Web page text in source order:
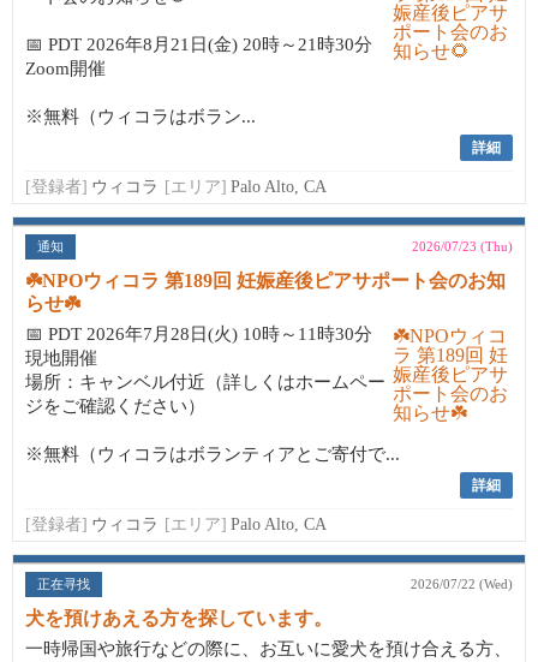
📅 PDT 2026年8月21日(金) 20時～21時30分
Zoom開催
※無料（ウィコラはボラン...
詳細
[登録者] ウィコラ [エリア] Palo Alto, CA
通知 2026/07/23 (Thu)
☘️NPOウィコラ 第189回 妊娠産後ピアサポート会のお知
らせ☘️
📅 PDT 2026年7月28日(火) 10時～11時30分
現地開催
場所：キャンベル付近（詳しくはホームペー
ジをご確認ください）
※無料（ウィコラはボランティアとご寄付で...
詳細
[登録者] ウィコラ [エリア] Palo Alto, CA
正在寻找 2026/07/22 (Wed)
犬を預けあえる方を探しています。
一時帰国や旅行などの際に、お互いに愛犬を預け合える方、